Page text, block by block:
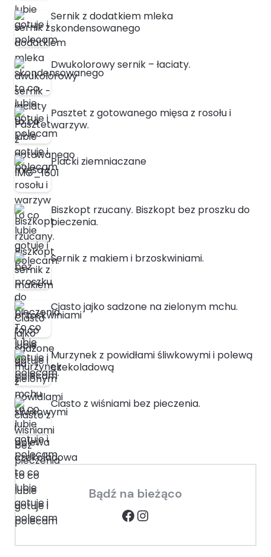
Sernik z dodatkiem mleka
skondensowanego
Dwukolorowy sernik – łaciaty.
Pasztet z gotowanego mięsa z rosołu i
warzyw.
Placki ziemniaczane
Biszkopt rzucany. Biszkopt bez proszku do
pieczenia.
Sernik z makiem i brzoskwiniami.
Ciasto jajko sadzone na zielonym mchu.
Murzynek z powidłami śliwkowymi i polewą
czekoladową
Ciasto z wiśniami bez pieczenia.
Bądź na bieżąco
Facebook
Instagram